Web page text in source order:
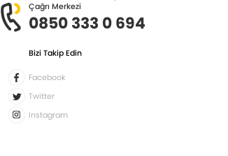
Çağrı Merkezi
0850 333 0 694
Bizi Takip Edin
Facebook
Twitter
Instagram